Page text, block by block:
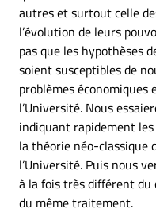
autres et surtout celle
l’évolution de leurs
pas que les hypothèses
soient susceptibles de
problèmes
l’Université. Nous
indiquant rapidement
la théorie néo-classique
l’Université. Puis nous
à la fois très différent
du même traitement.